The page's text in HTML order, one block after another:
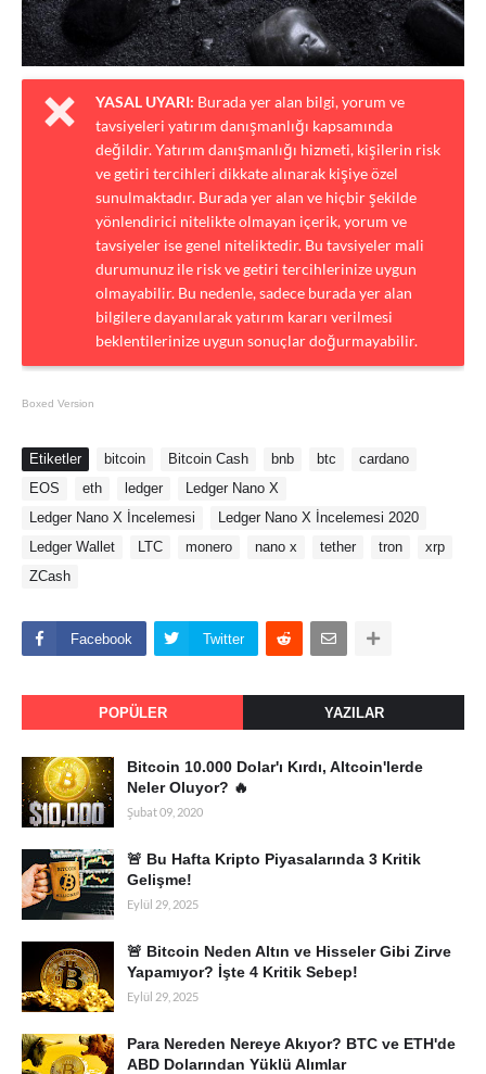
YASAL UYARI: Burada yer alan bilgi, yorum ve
tavsiyeleri yatırım danışmanlığı kapsamında
değildir. Yatırım danışmanlığı hizmeti, kişilerin risk
ve getiri tercihleri dikkate alınarak kişiye özel
sunulmaktadır. Burada yer alan ve hiçbir şekilde
yönlendirici nitelikte olmayan içerik, yorum ve
tavsiyeler ise genel niteliktedir. Bu tavsiyeler mali
durumunuz ile risk ve getiri tercihlerinize uygun
olmayabilir. Bu nedenle, sadece burada yer alan
bilgilere dayanılarak yatırım kararı verilmesi
beklentilerinize uygun sonuçlar doğurmayabilir.
Boxed Version
Etiketler bitcoin Bitcoin Cash bnb btc
cardano
EOS
eth ledger
Ledger Nano X
Ledger Nano X İncelemesi
Ledger Nano X İncelemesi 2020
Ledger Wallet
LTC monero nano x tether tron
xrp
ZCash
Facebook Twitter
POPÜLER YAZILAR
Bitcoin 10.000 Dolar'ı Kırdı, Altcoin'lerde
Neler Oluyor? 🔥
Şubat 09, 2020
🚨 Bu Hafta Kripto Piyasalarında 3 Kritik
Gelişme!
Eylül 29, 2025
🚨 Bitcoin Neden Altın ve Hisseler Gibi Zirve
Yapamıyor? İşte 4 Kritik Sebep!
Eylül 29, 2025
Para Nereden Nereye Akıyor? BTC ve ETH'de
ABD Dolarından Yüklü Alımlar